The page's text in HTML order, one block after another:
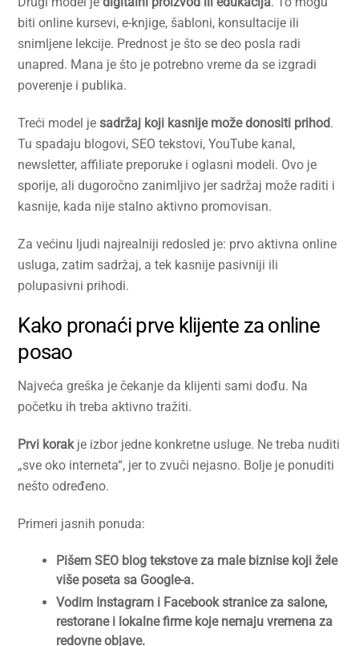
biti online kursevi, e-knjige, šabloni, konsultacije ili
snimljene lekcije. Prednost je što se deo posla radi
unapred. Mana je što je potrebno vreme da se izgradi
poverenje i publika.
Treći model je sadržaj koji kasnije može donositi prihod.
Tu spadaju blogovi, SEO tekstovi, YouTube kanal,
newsletter, affiliate preporuke i oglasni modeli. Ovo je
sporije, ali dugoročno zanimljivo jer sadržaj može raditi i
kasnije, kada nije stalno aktivno promovisan.
Za većinu ljudi najrealniji redosled je: prvo aktivna online
usluga, zatim sadržaj, a tek kasnije pasivniji ili
polupasivni prihodi.
Kako pronaći prve klijente za online
posao
Najveća greška je čekanje da klijenti sami dođu. Na
početku ih treba aktivno tražiti.
Prvi korakje izbor jedne konkretne usluge. Ne treba nuditi
„sve oko interneta“, jer to zvuči nejasno. Bolje je ponuditi
nešto određeno.
Primeri jasnih ponuda:
Pišem SEO blog tekstove za male biznise koji žele
više poseta sa Google-a.
Vodim Instagram i Facebook stranice za salone,
restorane i lokalne firme koje nemaju vremena za
redovne objave.